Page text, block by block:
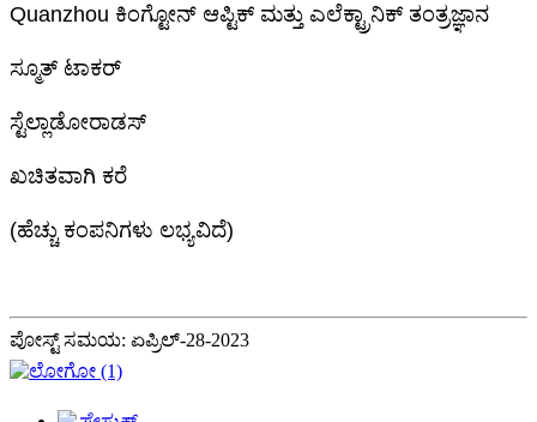
Quanzhou ಕಿಂಗ್ಟೋನ್ ಆಪ್ಟಿಕ್ ಮತ್ತು ಎಲೆಕ್ಟ್ರಾನಿಕ್ ತಂತ್ರಜ್ಞಾನ
ಸ್ಮೂತ್ ಟಾಕರ್
ಸ್ಟೆಲ್ಲಾಡೋರಾಡಸ್
ಖಚಿತವಾಗಿ ಕರೆ
(ಹೆಚ್ಚು ಕಂಪನಿಗಳು ಲಭ್ಯವಿದೆ)
ಪೋಸ್ಟ್ ಸಮಯ: ಏಪ್ರಿಲ್-28-2023